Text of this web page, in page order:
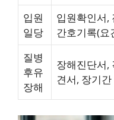
입원
일당
입원확인서,
간호기록(요
질병
후유
장해
장해진단서,
견서, 장기